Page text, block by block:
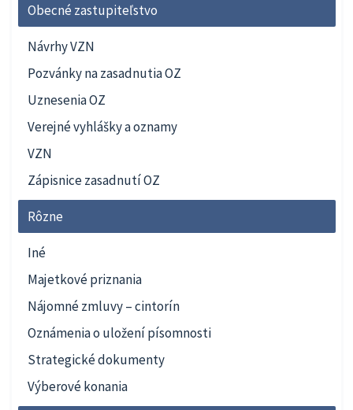
Obecné zastupiteľstvo
Návrhy VZN
Pozvánky na zasadnutia OZ
Uznesenia OZ
Verejné vyhlášky a oznamy
VZN
Zápisnice zasadnutí OZ
Rôzne
Iné
Majetkové priznania
Nájomné zmluvy – cintorín
Oznámenia o uložení písomnosti
Strategické dokumenty
Výberové konania